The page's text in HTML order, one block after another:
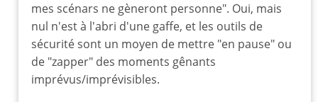
mes scénars ne gèneront personne". Oui, mais
nul n'est à l'abri d'une gaffe, et les outils de
sécurité sont un moyen de mettre "en pause" ou
de "zapper" des moments gênants
imprévus/imprévisibles.